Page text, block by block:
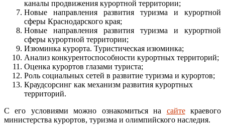
каналы продвижения курортной территории;
Новые направления развития туризма и курортной
сферы Краснодарского края;
Новые направления развития туризма и курортной
сферы курортной территории;
Изюминка курорта. Туристическая изюминка;
Анализ конкурентоспособности курортных территорий;
Оценка курортов глазами туриста;
Роль социальных сетей в развитие туризма и курортов;
Краудсорсинг как механизм развития курортных
территорий.
С его условиями можно ознакомиться на сайтекраевого
министерства курортов, туризма и олимпийского наследия.